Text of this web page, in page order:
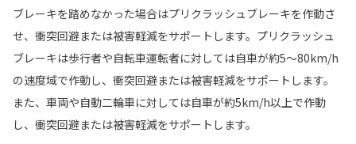
ブレーキを踏めなかった場合はプリクラッシュブレーキを作動さ
せ、衝突回避または被害軽減をサポートします。プリクラッシュ
ブレーキは歩行者や自転車運転者に対しては自車が約5〜80km/h
の速度域で作動し、衝突回避または被害軽減をサポートします。
また、車両や自動二輪車に対しては自車が約5km/h以上で作動
し、衝突回避または被害軽減をサポートします。